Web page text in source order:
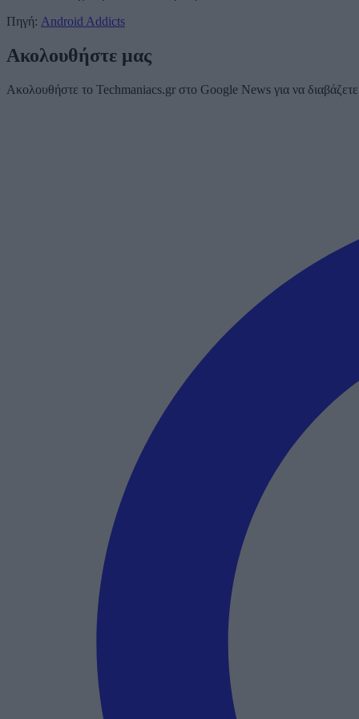
Πηγή: Android Addicts
Ακολουθήστε μας
Ακολουθήστε το Techmaniacs.gr στο Google News για να